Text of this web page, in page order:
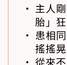
主人
胎」
患相
搖搖
從來